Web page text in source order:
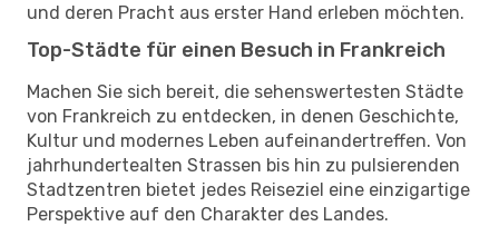
und deren Pracht aus erster Hand erleben möchten.
Top-Städte für einen Besuch in Frankreich
Machen Sie sich bereit, die sehenswertesten Städte
von Frankreich zu entdecken, in denen Geschichte,
Kultur und modernes Leben aufeinandertreffen. Von
jahrhundertealten Strassen bis hin zu pulsierenden
Stadtzentren bietet jedes Reiseziel eine einzigartige
Perspektive auf den Charakter des Landes.